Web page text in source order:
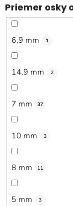
Priemer osky
6,9 mm 1
14,9 mm 2
7 mm 37
10 mm 3
8 mm 11
5 mm 3